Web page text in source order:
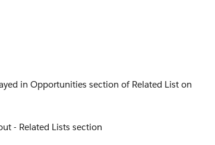
in Opportunities section of Related List on
- Related Lists section